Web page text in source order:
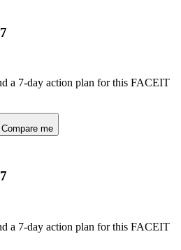
a 7-day action plan for this FACEIT
Compare me
a 7-day action plan for this FACEIT